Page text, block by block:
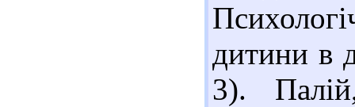
дитини в
3).